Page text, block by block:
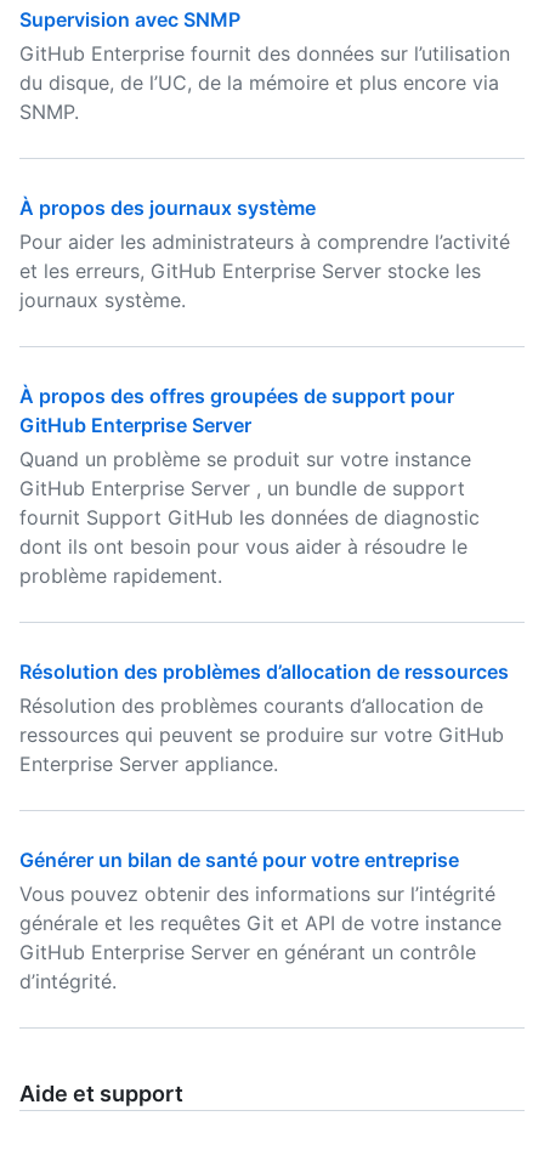
Supervision avec SNMP
GitHub Enterprise fournit des données sur l’utilisation
du disque, de l’UC, de la mémoire et plus encore via
SNMP.
À propos des journaux système
Pour aider les administrateurs à comprendre l’activité
et les erreurs, GitHub Enterprise Server stocke les
journaux système.
À propos des offres groupées de support pour
GitHub Enterprise Server
Quand un problème se produit sur votre instance
GitHub Enterprise Server , un bundle de support
fournit Support GitHub les données de diagnostic
dont ils ont besoin pour vous aider à résoudre le
problème rapidement.
Résolution des problèmes d’allocation de ressources
Résolution des problèmes courants d’allocation de
ressources qui peuvent se produire sur votre GitHub
Enterprise Server appliance.
Générer un bilan de santé pour votre entreprise
Vous pouvez obtenir des informations sur l’intégrité
générale et les requêtes Git et API de votre instance
GitHub Enterprise Server en générant un contrôle
d’intégrité.
Aide et support